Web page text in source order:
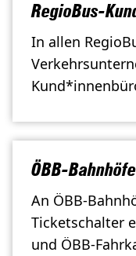
RegioBus-
In allen
ÖBB-
An ÖBB-
Ticketschalter
und ÖBB-